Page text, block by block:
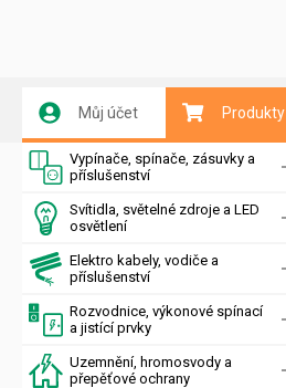
Můj účet Produkty
Vypínače, spínače, zásuvky a
příslušenství
Svítidla, světelné zdroje a LED
osvětlení
Elektro kabely, vodiče a
příslušenství
Rozvodnice, výkonové spínací
a jistící prvky
Uzemnění, hromosvody a
přepěťové ochrany